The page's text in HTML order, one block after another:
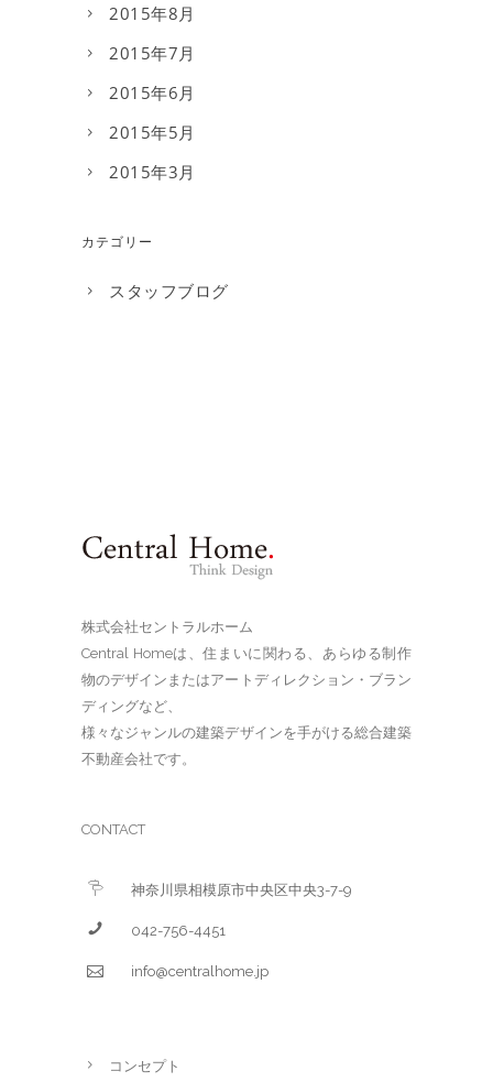
2015年8月
2015年7月
2015年6月
2015年5月
2015年3月
カテゴリー
スタッフブログ
株式会社セントラルホーム
Central Homeは、住まいに関わる、あらゆる制作
物のデザインまたはアートディレクション・ブラン
ディングなど、
様々なジャンルの建築デザインを手がける総合建築
不動産会社です。
CONTACT
神奈川県相模原市中央区中央3-7-9
042-756-4451
info@centralhome.jp
コンセプト